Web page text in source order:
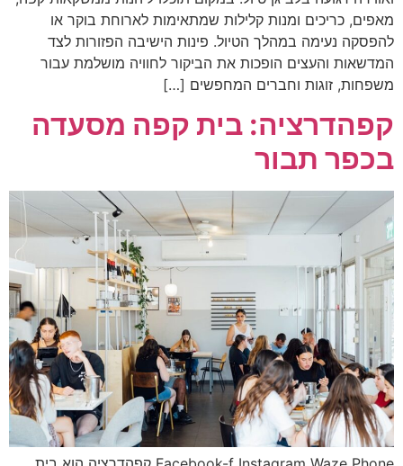
מאפים, כריכים ומנות קלילות שמתאימות לארוחת בוקר או
להפסקה נעימה במהלך הטיול. פינות הישיבה הפזורות לצד
המדשאות והעצים הופכות את הביקור לחוויה מושלמת עבור
משפחות, זוגות וחברים המחפשים […]
קפהדרציה: בית קפה מסעדה
בכפר תבור